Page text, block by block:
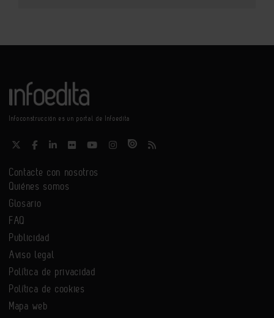
Infoconstrucción es un portal de Infoedita
Contacte con nosotros
Quiénes somos
Glosario
FAQ
Publicidad
Aviso legal
Política de privacidad
Política de cookies
Mapa web